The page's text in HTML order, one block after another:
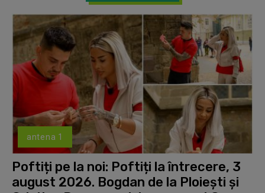
antena 1
Poftiți pe la noi: Poftiți la întrecere, 3
august 2026. Bogdan de la Ploiești și